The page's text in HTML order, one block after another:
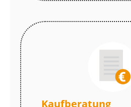
Kaufberatung